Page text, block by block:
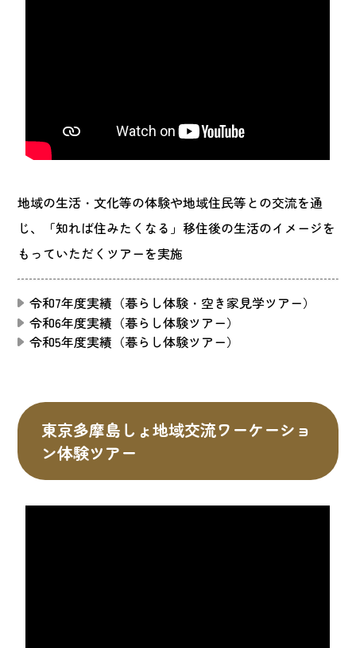
地域の生活・文化等の体験や地域住民等との交流を通
じ、「知れば住みたくなる」移住後の生活のイメージを
もっていただくツアーを実施
令和7年度実績（暮らし体験・空き家見学ツアー）
令和6年度実績（暮らし体験ツアー）
令和5年度実績（暮らし体験ツアー）
東京多摩島しょ地域交流ワーケーショ
ン体験ツアー